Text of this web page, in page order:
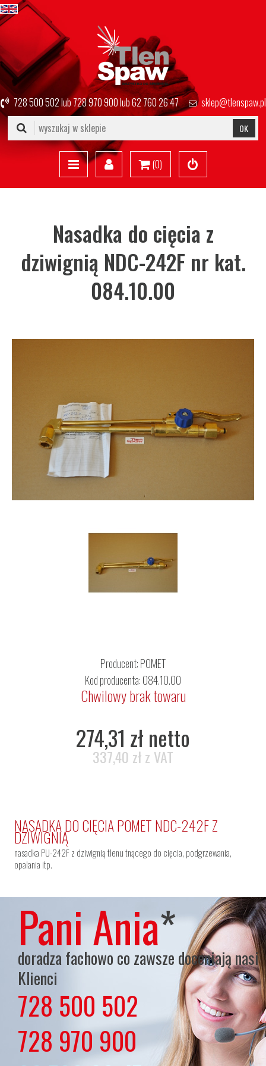
728 500 502lub728 970 900lub62 760 26 47 sklep@tlenspaw.pl
OK
(0)
Nasadka do cięcia z
dziwignią NDC-242F nr kat.
084.10.00
Producent:POMET
Kod producenta: 084.10.00
Chwilowy brak towaru
274,31 zł netto
337,40 zł z VAT
NASADKA DO CIĘCIA POMET NDC-242F Z
DZIWIGNIĄ
nasadka PU-242F z dziwignią tlenu tnącego do cięcia, podgrzewania,
opalania itp.
Pani Ania*
doradza fachowo co zawsze doceniają nasi
Klienci
728 500 502
lub
728 970 900